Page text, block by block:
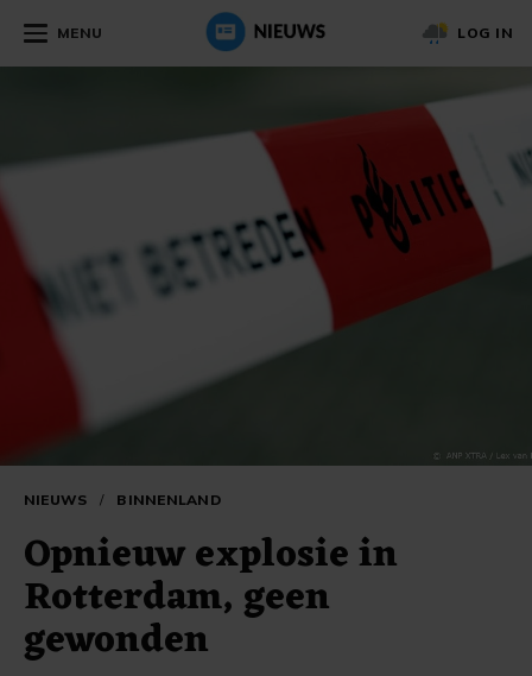
MENU LOG IN
NIEUWS / BINNENLAND
Opnieuw explosie in
Rotterdam, geen
gewonden